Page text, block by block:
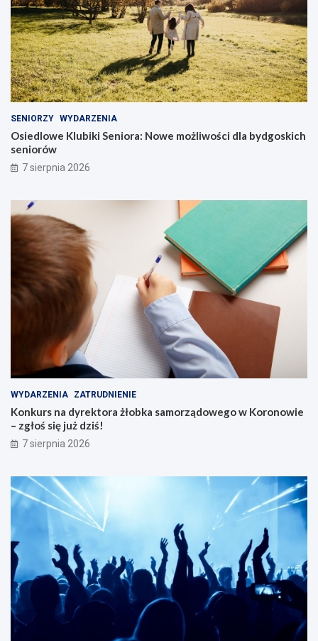
SENIORZY WYDARZENIA
Osiedlowe Klubiki Seniora: Nowe możliwości dla bydgoskich
seniorów
7 sierpnia 2026
WYDARZENIA ZATRUDNIENIE
Konkurs na dyrektora żłobka samorządowego w Koronowie
– zgłoś się już dziś!
7 sierpnia 2026